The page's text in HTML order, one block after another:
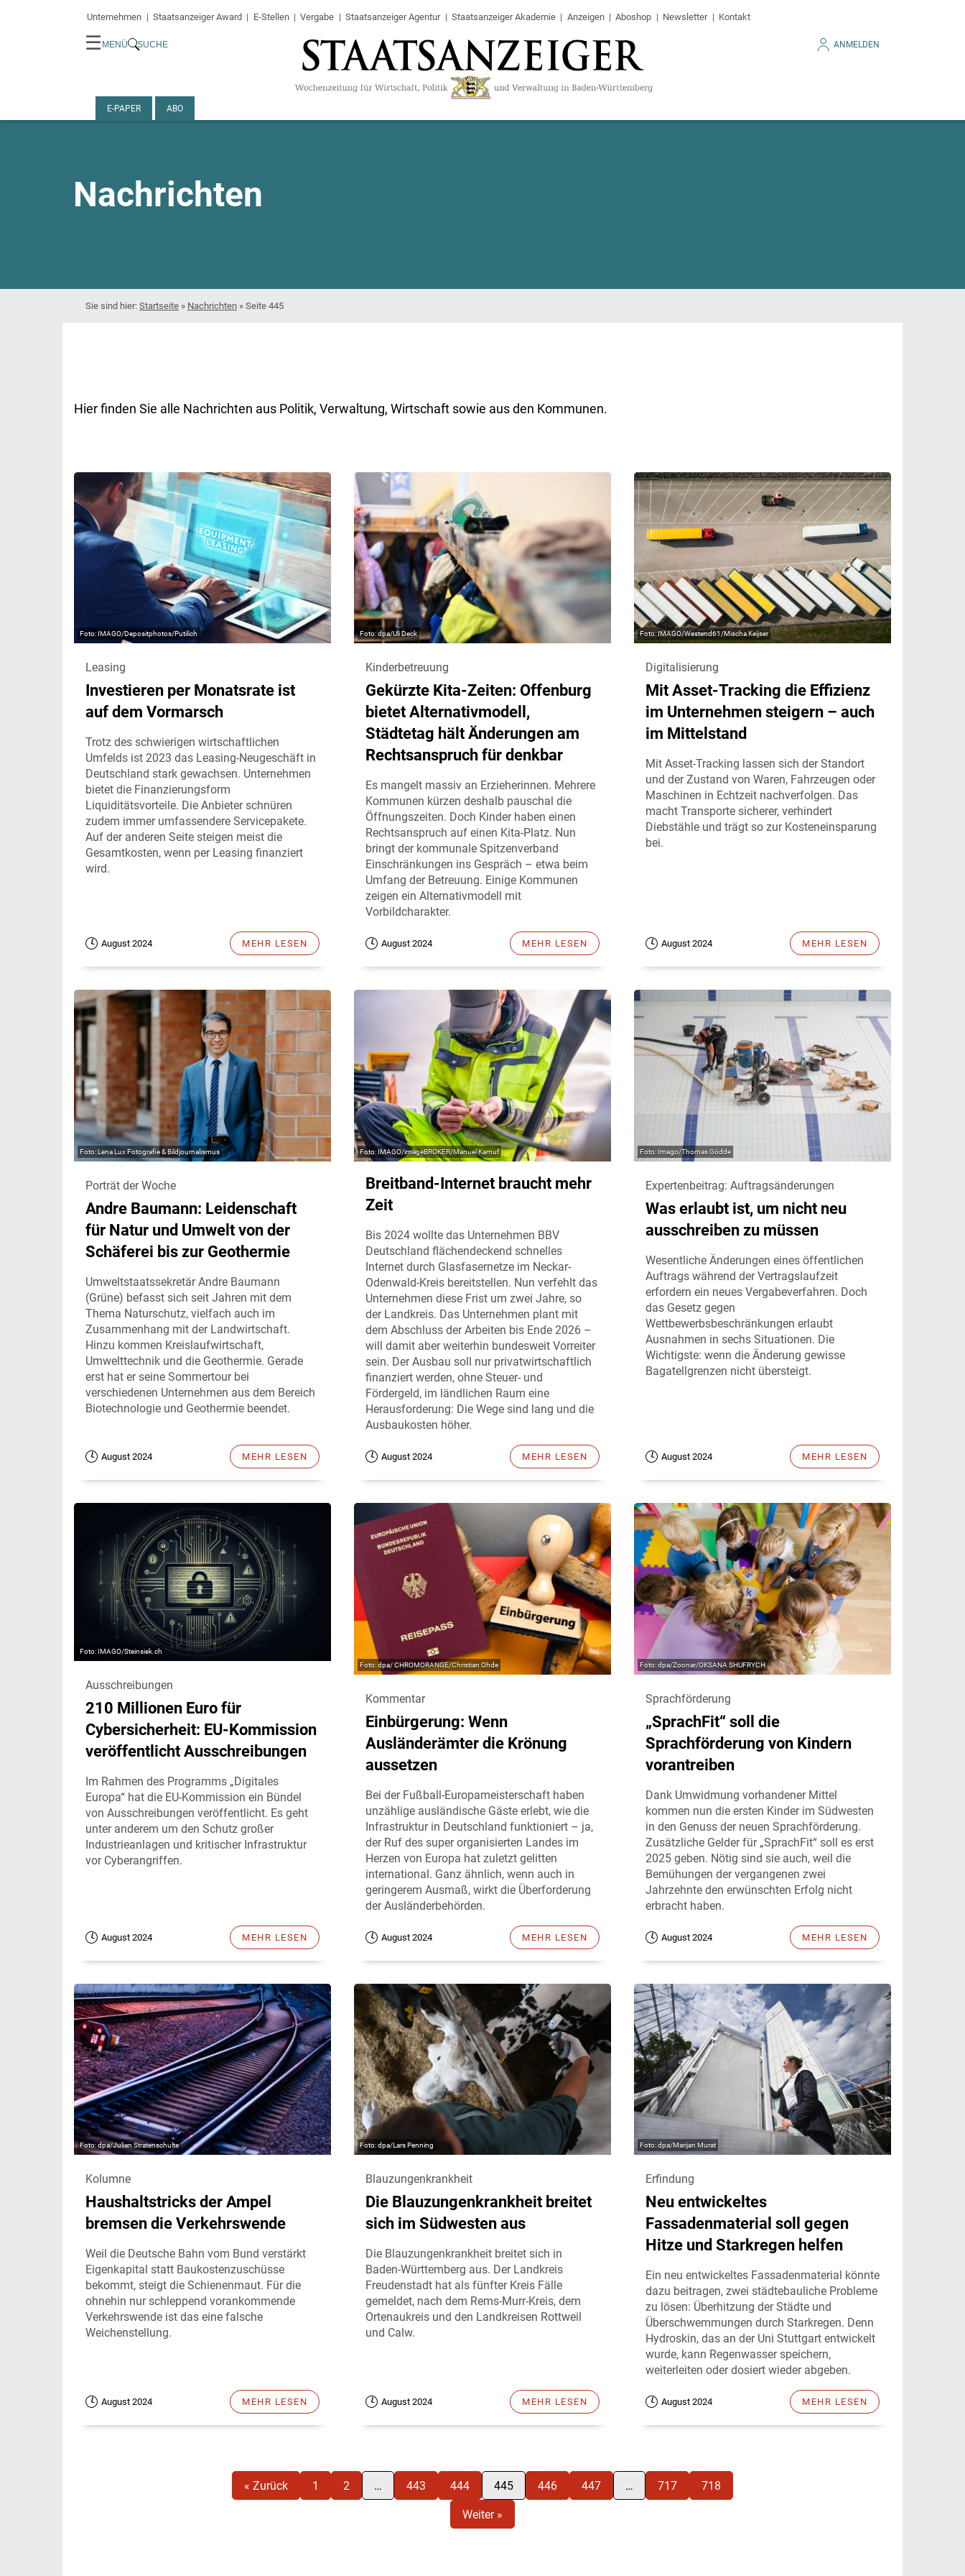
Unternehmen Staatsanzeiger Award E-Stellen Vergabe Staatsanzeiger Agentur Staatsanzeiger Akademie Anzeigen Aboshop Newsletter Kontakt
☰ MENÜ SUCHE ANMELDEN
E-PAPER ABO
Nachrichten
Startseite » Nachrichten » Seite 445
Hier finden Sie alle Nachrichten aus Politik, Verwaltung, Wirtschaft sowie aus den Kommunen.
IMAGO/Depositphotos/Putilich
Leasing
Investieren per Monatsrate ist
auf dem Vormarsch
Trotz des schwierigen wirtschaftlichen
Umfelds ist 2023 das Leasing-Neugeschäft in
Deutschland stark gewachsen. Unternehmen
bietet die Finanzierungsform
Liquiditätsvorteile. Die Anbieter schnüren
zudem immer umfassendere Servicepakete.
Auf der anderen Seite steigen meist die
Gesamtkosten, wenn per Leasing finanziert
wird.
August 2024 MEHR LESEN
dpa/Uli Deck
Kinderbetreuung
Gekürzte Kita-Zeiten: Offenburg
bietet Alternativmodell,
Städtetag hält Änderungen am
Rechtsanspruch für denkbar
Es mangelt massiv an Erzieherinnen. Mehrere
Kommunen kürzen deshalb pauschal die
Öffnungszeiten. Doch Kinder haben einen
Rechtsanspruch auf einen Kita-Platz. Nun
bringt der kommunale Spitzenverband
Einschränkungen ins Gespräch – etwa beim
Umfang der Betreuung. Einige Kommunen
zeigen ein Alternativmodell mit
Vorbildcharakter.
August 2024 MEHR LESEN
IMAGO/Westend61/Mischa Keijser
Digitalisierung
Mit Asset-Tracking die Effizienz
im Unternehmen steigern – auch
im Mittelstand
Mit Asset-Tracking lassen sich der Standort
und der Zustand von Waren, Fahrzeugen oder
Maschinen in Echtzeit nachverfolgen. Das
macht Transporte sicherer, verhindert
Diebstähle und trägt so zur Kosteneinsparung
bei.
August 2024 MEHR LESEN
Lena Lux Fotografie & Bildjournalismus
Porträt der Woche
Andre Baumann: Leidenschaft
für Natur und Umwelt von der
Schäferei bis zur Geothermie
Umweltstaatssekretär Andre Baumann
(Grüne) befasst sich seit Jahren mit dem
Thema Naturschutz, vielfach auch im
Zusammenhang mit der Landwirtschaft.
Hinzu kommen Kreislaufwirtschaft,
Umwelttechnik und die Geothermie. Gerade
erst hat er seine Sommertour bei
verschiedenen Unternehmen aus dem Bereich
Biotechnologie und Geothermie beendet.
August 2024 MEHR LESEN
IMAGO/imageBROKER/Manuel Kamuf
Breitband-Internet braucht mehr
Zeit
Bis 2024 wollte das Unternehmen BBV
Deutschland flächendeckend schnelles
Internet durch Glasfasernetze im Neckar-
Odenwald-Kreis bereitstellen. Nun verfehlt das
Unternehmen diese Frist um zwei Jahre, so
der Landkreis. Das Unternehmen plant mit
dem Abschluss der Arbeiten bis Ende 2026 –
will damit aber weiterhin bundesweit Vorreiter
sein. Der Ausbau soll nur privatwirtschaftlich
finanziert werden, ohne Steuer- und
Fördergeld, im ländlichen Raum eine
Herausforderung: Die Wege sind lang und die
Ausbaukosten höher.
August 2024 MEHR LESEN
Imago/Thomas Gödde
Expertenbeitrag: Auftragsänderungen
Was erlaubt ist, um nicht neu
ausschreiben zu müssen
Wesentliche Änderungen eines öffentlichen
Auftrags während der Vertragslaufzeit
erfordern ein neues Vergabeverfahren. Doch
das Gesetz gegen
Wettbewerbsbeschränkungen erlaubt
Ausnahmen in sechs Situationen. Die
Wichtigste: wenn die Änderung gewisse
Bagatellgrenzen nicht übersteigt.
August 2024 MEHR LESEN
IMAGO/Steinsiek.ch
Ausschreibungen
210 Millionen Euro für
Cybersicherheit: EU-Kommission
veröffentlicht Ausschreibungen
Im Rahmen des Programms „Digitales
Europa“ hat die EU-Kommission ein Bündel
von Ausschreibungen veröffentlicht. Es geht
unter anderem um den Schutz großer
Industrieanlagen und kritischer Infrastruktur
vor Cyberangriffen.
August 2024 MEHR LESEN
dpa/ CHROMORANGE/Christian Ohde
Kommentar
Einbürgerung: Wenn
Ausländerämter die Krönung
aussetzen
Bei der Fußball-Europameisterschaft haben
unzählige ausländische Gäste erlebt, wie die
Infrastruktur in Deutschland funktioniert – ja,
der Ruf des super organisierten Landes im
Herzen von Europa hat zuletzt gelitten
international. Ganz ähnlich, wenn auch in
geringerem Ausmaß, wirkt die Überforderung
der Ausländerbehörden.
August 2024 MEHR LESEN
dpa/Zoonar/OKSANA SHUFRYCH
Sprachförderung
„SprachFit“ soll die
Sprachförderung von Kindern
vorantreiben
Dank Umwidmung vorhandener Mittel
kommen nun die ersten Kinder im Südwesten
in den Genuss der neuen Sprachförderung.
Zusätzliche Gelder für „SprachFit“ soll es erst
2025 geben. Nötig sind sie auch, weil die
Bemühungen der vergangenen zwei
Jahrzehnte den erwünschten Erfolg nicht
erbracht haben.
August 2024 MEHR LESEN
dpa/Julian Stratenschulte
Kolumne
Haushaltstricks der Ampel
bremsen die Verkehrswende
Weil die Deutsche Bahn vom Bund verstärkt
Eigenkapital statt Baukostenzuschüsse
bekommt, steigt die Schienenmaut. Für die
ohnehin nur schleppend vorankommende
Verkehrswende ist das eine falsche
Weichenstellung.
August 2024 MEHR LESEN
dpa/Lars Penning
Blauzungenkrankheit
Die Blauzungenkrankheit breitet
sich im Südwesten aus
Die Blauzungenkrankheit breitet sich in
Baden-Württemberg aus. Der Landkreis
Freudenstadt hat als fünfter Kreis Fälle
gemeldet, nach dem Rems-Murr-Kreis, dem
Ortenaukreis und den Landkreisen Rottweil
und Calw.
August 2024 MEHR LESEN
dpa/Marijan Murat
Erfindung
Neu entwickeltes
Fassadenmaterial soll gegen
Hitze und Starkregen helfen
Ein neu entwickeltes Fassadenmaterial könnte
dazu beitragen, zwei städtebauliche Probleme
zu lösen: Überhitzung der Städte und
Überschwemmungen durch Starkregen. Denn
Hydroskin, das an der Uni Stuttgart entwickelt
wurde, kann Regenwasser speichern,
weiterleiten oder dosiert wieder abgeben.
August 2024 MEHR LESEN
« Zurück 1 2 … 443 444 445 446 447 … 717 718
Weiter »